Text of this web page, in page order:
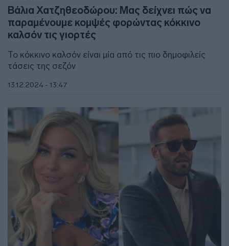
Βάλια Χατζηθεοδώρου: Μας δείχνει πώς να
παραμένουμε κομψές φορώντας κόκκινο
καλσόν τις γιορτές
Το κόκκινο καλσόν είναι μία από τις πιο δημοφιλείς
τάσεις της σεζόν
13.12.2024 - 13:47